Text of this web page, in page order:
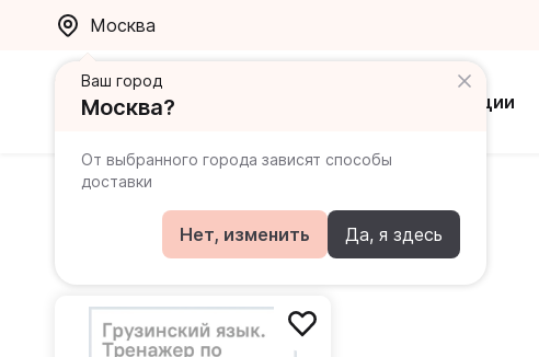
Москва
Акции
Ваш город
Москва?
От выбранного города зависят способы
доставки
Нет, изменить Да, я здесь
Изория Нана Методиевна
Книги автора